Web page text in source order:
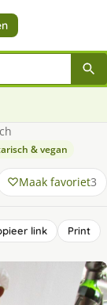
& vegan
Maak favoriet3
link Print